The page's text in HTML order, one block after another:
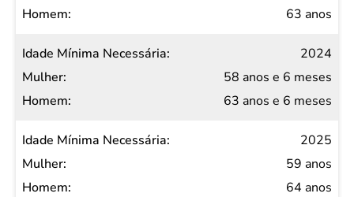
63 anos
2024
58 anos e 6 meses
63 anos e 6 meses
2025
59 anos
64 anos